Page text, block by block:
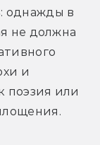
однажды в
не должна
и
поэзия или